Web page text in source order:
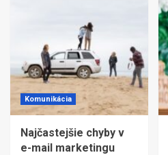
Komunikácia
Najčastejšie chyby v
e-mail marketingu